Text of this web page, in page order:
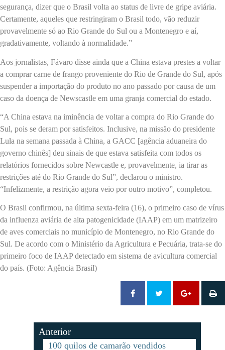
segurança, dizer que o Brasil volta ao status de livre de gripe aviária.
Certamente, aqueles que restringiram o Brasil todo, vão reduzir
provavelmente só ao Rio Grande do Sul ou a Montenegro e aí,
gradativamente, voltando à normalidade.”
Aos jornalistas, Fávaro disse ainda que a China estava prestes a voltar
a comprar carne de frango proveniente do Rio de Grande do Sul, após
suspender a importação do produto no ano passado por causa de um
caso da doença de Newscastle em uma granja comercial do estado.
“A China estava na iminência de voltar a compra do Rio Grande do
Sul, pois se deram por satisfeitos. Inclusive, na missão do presidente
Lula na semana passada à China, a GACC [agência aduaneira do
governo chinês] deu sinais de que estava satisfeita com todos os
relatórios fornecidos sobre Newcastle e, provavelmente, ia tirar as
restrições até do Rio Grande do Sul”, declarou o ministro.
“Infelizmente, a restrição agora veio por outro motivo”, completou.
O Brasil confirmou, na última sexta-feira (16), o primeiro caso de vírus
da influenza aviária de alta patogenicidade (IAAP) em um matrizeiro
de aves comerciais no município de Montenegro, no Rio Grande do
Sul. De acordo com o Ministério da Agricultura e Pecuária, trata-se do
primeiro foco de IAAP detectado em sistema de avicultura comercial
do país. (Foto: Agência Brasil)
Anterior
100 quilos de camarão vendidos